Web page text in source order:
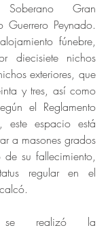
Gran
Guerrero Peynado.
fúnebre,
diecisiete nichos
exteriores, que
y tres, así como
el Reglamento
este espacio está
a masones grados
su fallecimiento,
regular en el
se realizó la